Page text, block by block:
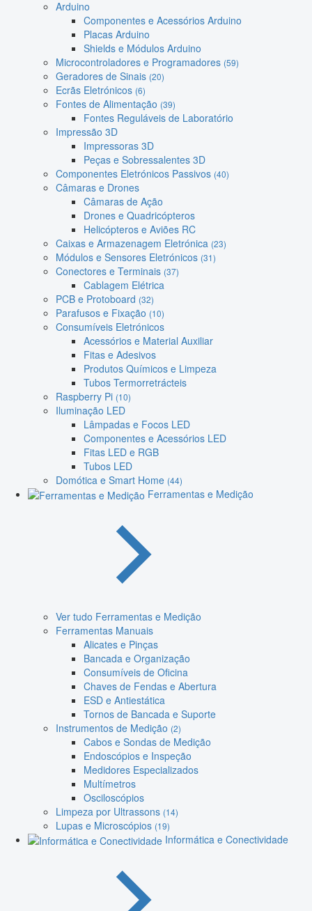
Arduino
Componentes e Acessórios Arduino
Placas Arduino
Shields e Módulos Arduino
Microcontroladores e Programadores (59)
Geradores de Sinais (20)
Ecrãs Eletrónicos (6)
Fontes de Alimentação (39)
Fontes Reguláveis de Laboratório
Impressão 3D
Impressoras 3D
Peças e Sobressalentes 3D
Componentes Eletrónicos Passivos (40)
Câmaras e Drones
Câmaras de Ação
Drones e Quadricópteros
Helicópteros e Aviões RC
Caixas e Armazenagem Eletrónica (23)
Módulos e Sensores Eletrónicos (31)
Conectores e Terminais (37)
Cablagem Elétrica
PCB e Protoboard (32)
Parafusos e Fixação (10)
Consumíveis Eletrónicos
Acessórios e Material Auxiliar
Fitas e Adesivos
Produtos Químicos e Limpeza
Tubos Termorretrácteis
Raspberry Pi (10)
Iluminação LED
Lâmpadas e Focos LED
Componentes e Acessórios LED
Fitas LED e RGB
Tubos LED
Domótica e Smart Home (44)
Ferramentas e Medição
Ver tudo Ferramentas e Medição
Ferramentas Manuais
Alicates e Pinças
Bancada e Organização
Consumíveis de Oficina
Chaves de Fendas e Abertura
ESD e Antiestática
Tornos de Bancada e Suporte
Instrumentos de Medição (2)
Cabos e Sondas de Medição
Endoscópios e Inspeção
Medidores Especializados
Multímetros
Osciloscópios
Limpeza por Ultrassons (14)
Lupas e Microscópios (19)
Informática e Conectividade